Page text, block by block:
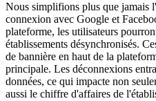
Nous simplifions plus que jamais
connexion avec Google et
plateforme, les utilisateurs
établissements désynchronisés.
de bannière en haut de la
principale. Les déconnexions
données, ce qui impacte non
aussi le chiffre d'affaires de